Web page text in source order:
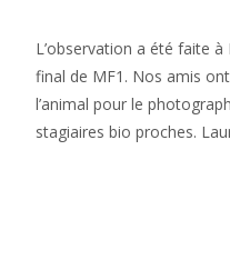
L’observation a été faite à
final de MF1. Nos amis
l’animal pour le
stagiaires bio proches.